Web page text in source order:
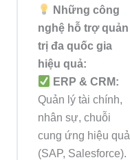
Những công
nghệ hỗ trợ quản
trị đa quốc gia
hiệu quả:
ERP & CRM:
Quản lý tài chính,
nhân sự, chuỗi
cung ứng hiệu quả
(SAP, Salesforce).